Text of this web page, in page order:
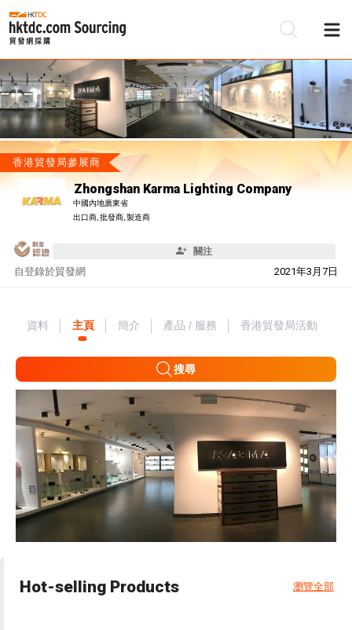
香港貿發局參展商
Zhongshan Karma Lighting Company
中國內地廣東省
出口商, 批發商, 製造商
關注
自 2021年3月7日
登錄於貿發網
資料 主頁 簡介 產品 / 服務 香港貿發局活動
搜尋
Hot-selling Products 瀏覽全部